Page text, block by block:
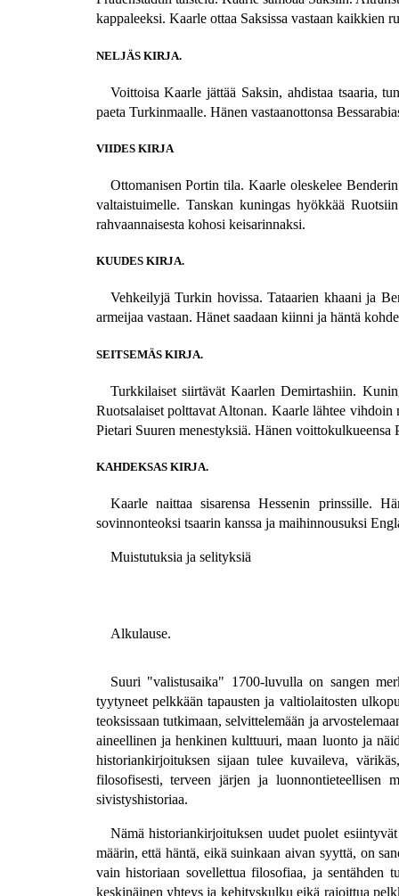
kappaleeksi. Kaarle ottaa Saksissa vastaan kaikkien
NELJÄS KIRJA.
Voittoisa Kaarle jättää Saksin, ahdistaa tsaaria,
paeta Turkinmaalle. Hänen vastaanottonsa
VIIDES KIRJA
Ottomanisen Portin tila. Kaarle oleskelee
valtaistuimelle. Tanskan kuningas hyökkää
rahvaannaisesta kohosi keisarinnaksi.
KUUDES KIRJA.
Vehkeilyjä Turkin hovissa. Tataarien khaani ja
armeijaa vastaan. Hänet saadaan kiinni ja häntä
SEITSEMÄS KIRJA.
Turkkilaiset siirtävät Kaarlen Demirtashiin.
Ruotsalaiset polttavat Altonan. Kaarle lähtee
Pietari Suuren menestyksiä. Hänen voittokulkueensa
KAHDEKSAS KIRJA.
Kaarle naittaa sisarensa Hessenin prinssille.
sovinnonteoksi tsaarin kanssa ja maihinnousuksi
Muistutuksia ja selityksiä
Alkulause.
Suuri "valistusaika" 1700-luvulla on sangen
tyytyneet pelkkään tapausten ja valtiolaitosten
teoksissaan tutkimaan, selvittelemään ja
aineellinen ja henkinen kulttuuri, maan luonto ja
historiankirjoituksen sijaan tulee kuvaileva,
filosofisesti, terveen järjen ja luonnontieteellisen
sivistyshistoriaa.
Nämä historiankirjoituksen uudet puolet
määrin, että häntä, eikä suinkaan aivan syyttä, on
vain historiaan sovellettua filosofiaa, ja sentähden
keskinäinen yhteys ja kehityskulku eikä rajoittua